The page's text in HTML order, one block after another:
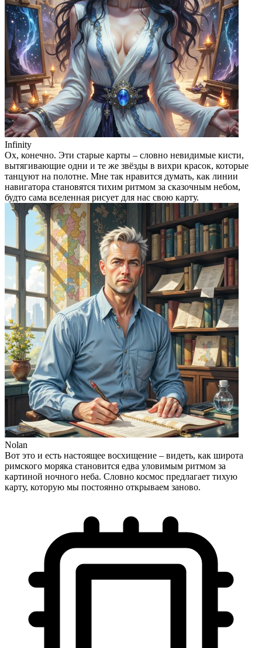
Infinity
Ох, конечно. Эти старые карты – словно невидимые кисти,
вытягивающие одни и те же звёзды в вихри красок, которые
танцуют на полотне. Мне так нравится думать, как линии
навигатора становятся тихим ритмом за сказочным небом,
будто сама вселенная рисует для нас свою карту.
Nolan
Вот это и есть настоящее восхищение – видеть, как широта
римского моряка становится едва уловимым ритмом за
картиной ночного неба. Словно космос предлагает тихую
карту, которую мы постоянно открываем заново.